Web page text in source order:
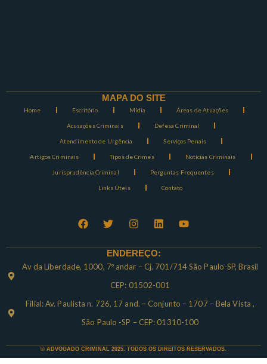
MAPA DO SITE
Home Escritório Mídia Áreas de Atuações
Acusações Criminais Defesa Criminal
Atendimento de Urgência Serviços Penais
Artigos Criminais Tipos de Crimes Notícias Criminais
Jurisprudência Criminal Perguntas Frequentes
Links Úteis Contato
ENDEREÇO:
Av da Liberdade, 1000, 7º andar – Cj. 701/714 São Paulo-SP, Brasil
CEP: 01502-001
Filial: Av. Paulista n. 726, 17 and. – Conjunto – 1707 – Bela Vista ,
São Paulo -SP – CEP: 01310-100
© ADVOGADO CRIMINAL 2025. TODOS OS DIREITOS RESERVADOS.